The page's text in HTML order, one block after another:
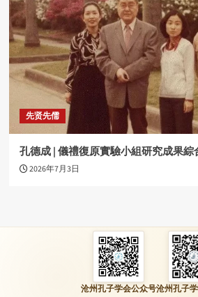
先贤先儒
孔德成 | 儀禮復原實驗小組研究成果綜
2026年7月3日
沧州孔子学会公众号沧州孔子